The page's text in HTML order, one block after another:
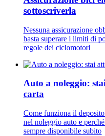
sottoscriverla
Nessuna assicurazione
basta superare i limiti di
regole dei ciclomotori
Auto a noleggio:
carta
Come funziona il
nel noleggio auto e
sempre disponibile subito